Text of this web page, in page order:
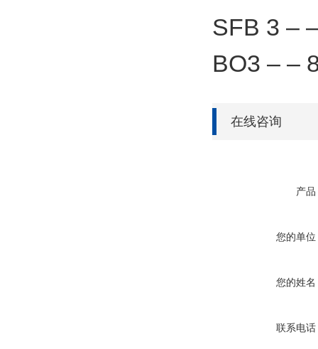
SFB 3 –
BO3 – –
在线咨询
产品
您的单位
您的姓名
联系电话